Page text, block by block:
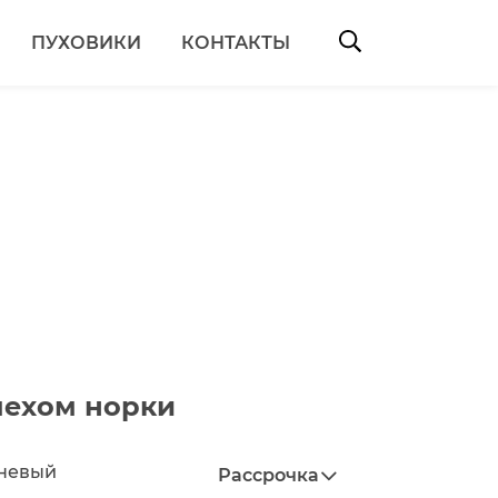
ПУХОВИКИ КОНТАКТЫ
Search:
норки
Рассрочка